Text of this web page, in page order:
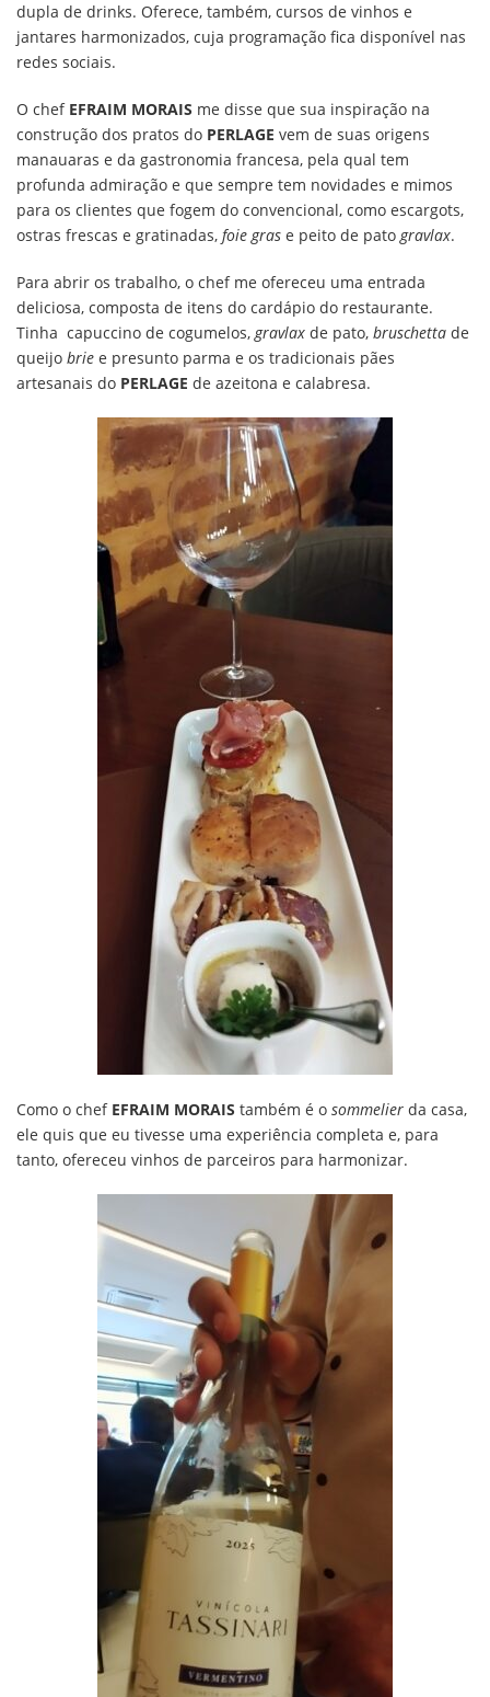
dupla de drinks. Oferece, também, cursos de vinhos e
jantares harmonizados, cuja programação fica disponível nas
redes sociais.
O chef EFRAIM MORAIS me disse que sua inspiração na
construção dos pratos do PERLAGE vem de suas origens
manauaras e da gastronomia francesa, pela qual tem
profunda admiração e que sempre tem novidades e mimos
para os clientes que fogem do convencional, como escargots,
ostras frescas e gratinadas, foie gras e peito de patogravlax.
Para abrir os trabalho, o chef me ofereceu uma entrada
deliciosa, composta de itens do cardápio do restaurante.
Tinha capuccino de cogumelos,gravlax de pato, bruschetta de
queijo brie e presunto parma e os tradicionais pães
artesanais do PERLAGE de azeitona e calabresa.
Como o chef EFRAIM MORAIS também é o sommelier da casa,
ele quis que eu tivesse uma experiência completa e, para
tanto, ofereceu vinhos de parceiros para harmonizar.